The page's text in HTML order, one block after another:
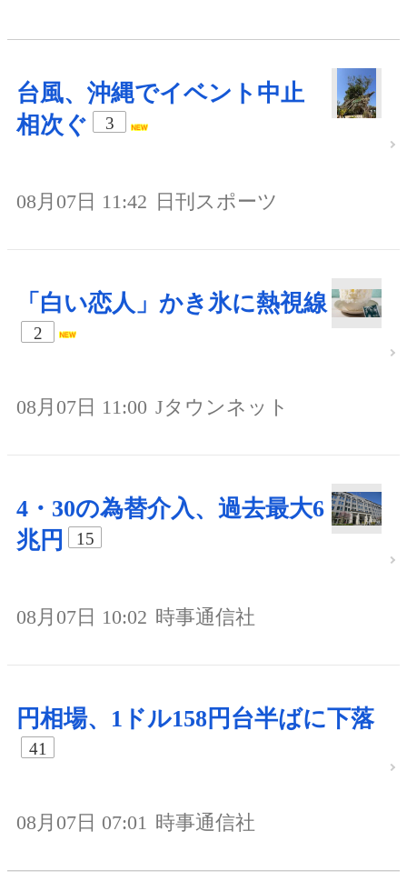
台風、沖縄でイベント中止
相次ぐ
3
08月07日 11:42 日刊スポーツ
「白い恋人」かき氷に熱視線
2
08月07日 11:00 Jタウンネット
4・30の為替介入、過去最大6
兆円
15
08月07日 10:02 時事通信社
円相場、1ドル158円台半ばに下落
41
08月07日 07:01 時事通信社